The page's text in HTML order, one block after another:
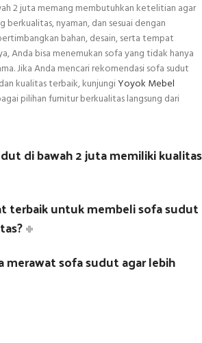
2 juta memang membutuhkan ketelitian agar
nyaman, dan sesuai dengan
bahan, desain, serta tempat
Anda bisa menemukan sofa yang tidak hanya
Jika Anda mencari rekomendasi sofa sudut
kualitas terbaik, kunjungiYoyok Mebel
pilihan furnitur berkualitas langsung dari
di bawah 2 juta memiliki kualitas
terbaik untuk membeli sofa sudut
merawat sofa sudut agar lebih